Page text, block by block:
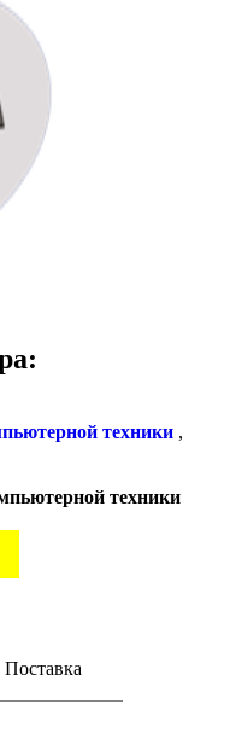
техники ,
техники
Поставка